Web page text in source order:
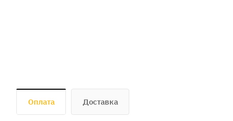
Оплата Доставка